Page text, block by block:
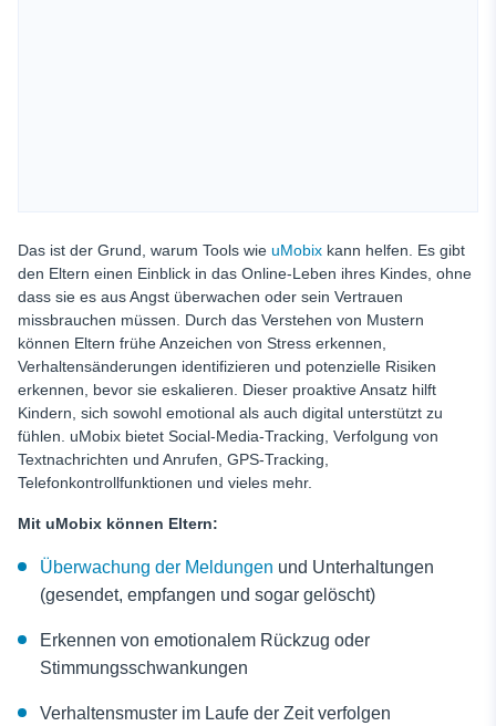
Das ist der Grund, warum Tools wie uMobix kann helfen. Es gibt
den Eltern einen Einblick in das Online-Leben ihres Kindes, ohne
dass sie es aus Angst überwachen oder sein Vertrauen
missbrauchen müssen. Durch das Verstehen von Mustern
können Eltern frühe Anzeichen von Stress erkennen,
Verhaltensänderungen identifizieren und potenzielle Risiken
erkennen, bevor sie eskalieren. Dieser proaktive Ansatz hilft
Kindern, sich sowohl emotional als auch digital unterstützt zu
fühlen. uMobix bietet Social-Media-Tracking, Verfolgung von
Textnachrichten und Anrufen, GPS-Tracking,
Telefonkontrollfunktionen und vieles mehr.
Mit uMobix können Eltern:
Überwachung der Meldungen und Unterhaltungen
(gesendet, empfangen und sogar gelöscht)
Erkennen von emotionalem Rückzug oder
Stimmungsschwankungen
Verhaltensmuster im Laufe der Zeit verfolgen